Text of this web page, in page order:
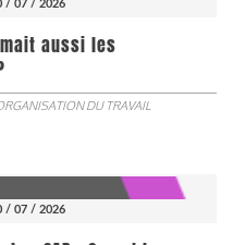
/ 07 / 2026
aussi les
DU TRAVAIL
/ 07 / 2026